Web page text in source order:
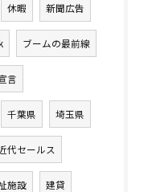
休暇 新聞広告
ブームの最前線
言
千葉県 埼玉県
代セールス
施設 建貸